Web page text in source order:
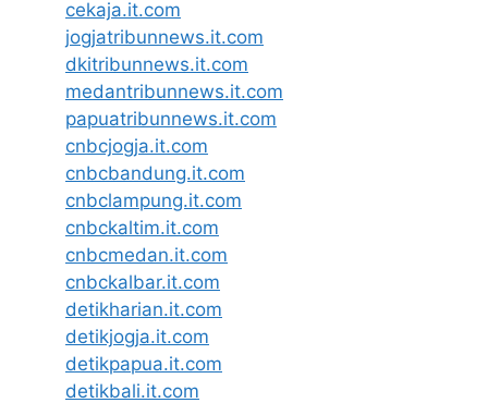
cekaja.it.com
jogjatribunnews.it.com
dkitribunnews.it.com
medantribunnews.it.com
papuatribunnews.it.com
cnbcjogja.it.com
cnbcbandung.it.com
cnbclampung.it.com
cnbckaltim.it.com
cnbcmedan.it.com
cnbckalbar.it.com
detikharian.it.com
detikjogja.it.com
detikpapua.it.com
detikbali.it.com